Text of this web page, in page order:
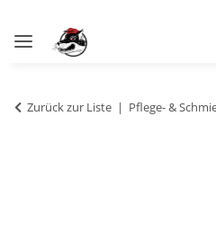
Zurück zur Liste Pflege- &